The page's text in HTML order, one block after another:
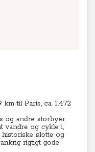
km til Paris, ca. 1.472
og andre storbyer,
vandre og cykle i,
slotte og
rigtigt gode